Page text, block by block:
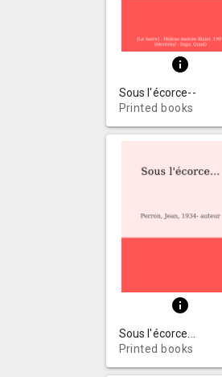
info
Sous l'écorce--
Printed books
info
Sous l'écorce...
Printed books